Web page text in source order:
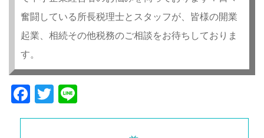
奮闘している所長税理士とスタッフが、皆様の開業
起業、相続その他税務のご相談をお待ちしておりま
す。
Facebook
Twitter